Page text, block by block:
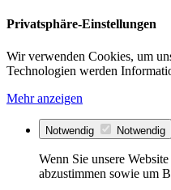
Privatsphäre-Einstellungen
Wir verwenden Cookies, um
Technologien werden
Mehr anzeigen
Notwendig Notwendig
Wenn Sie unsere
abzustimmen sowie um